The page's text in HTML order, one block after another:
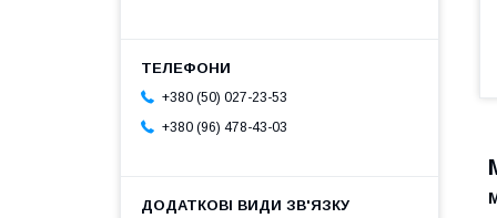
+380 (50) 027-23-53
+380 (96) 478-43-03